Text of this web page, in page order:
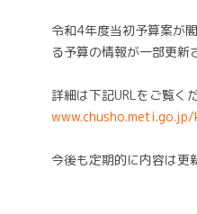
令和4年度当初予算案が
る予算の情報が一部更新
詳細は下記URLをご覧く
今後も定期的に内容は更